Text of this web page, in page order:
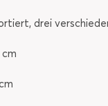
drei
cm